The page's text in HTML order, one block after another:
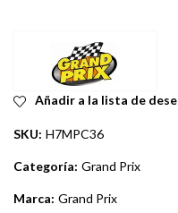
Añadir a la lista de
SKU: H7MPC36
Categoría: Grand Prix
Marca: Grand Prix